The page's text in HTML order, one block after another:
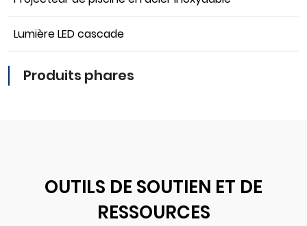
Lumière LED cascade
Produits phares
OUTILS DE SOUTIEN ET DE
RESSOURCES